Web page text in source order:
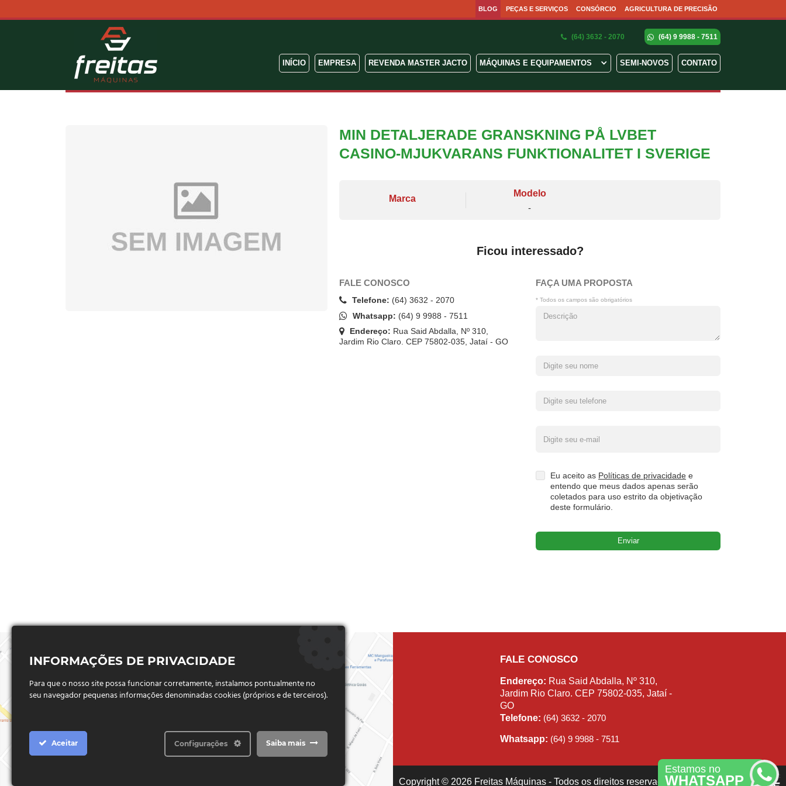
BLOG PEÇAS E SERVIÇOS CONSÓRCIO AGRICULTURA DE PRECISÃO
(64) 3632 - 2070 (64) 9 9988 - 7511
INÍCIO EMPRESA REVENDA MASTER JACTO MÁQUINAS E EQUIPAMENTOS SEMI-NOVOS CONTATO
MIN DETALJERADE GRANSKNING PÅ LVBET
CASINO-MJUKVARANS FUNKTIONALITET I SVERIGE
Marca
Modelo
-
Ficou interessado?
FALE CONOSCO
Telefone: (64) 3632 - 2070
Whatsapp: (64) 9 9988 - 7511
Endereço: Rua Said Abdalla, Nº 310,
Jardim Rio Claro. CEP 75802-035, Jataí - GO
FAÇA UMA PROPOSTA
* Todos os campos são obrigatórios
Eu aceito as Políticas de privacidade e
entendo que meus dados apenas serão
coletados para uso estrito da objetivação
deste formulário.
Estamos no
WHATSAPP
FALE CONOSCO
Endereço: Rua Said Abdalla, Nº 310,
Jardim Rio Claro. CEP 75802-035, Jataí -
GO
Telefone: (64) 3632 - 2070
Whatsapp: (64) 9 9988 - 7511
Copyright © 2026 Freitas Máquinas - Todos os direitos reservados
INFORMAÇÕES DE PRIVACIDADE
Para que o nosso site possa funcionar corretamente, instalamos pontualmente no
seu navegador pequenas informações denominadas cookies (próprios e de terceiros).
Aceitar Saiba mais
Configurações